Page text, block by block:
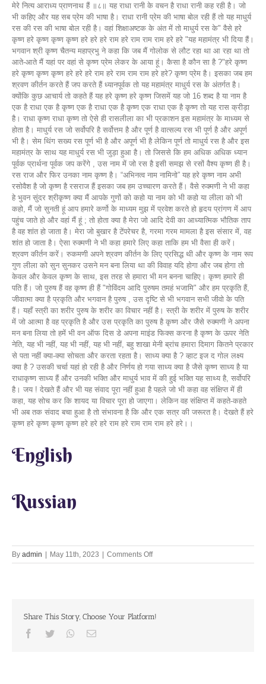
मेरे नित्य आराध्य प्राणनाथ हैं ॥८॥ यह राधा रानी के वचन है राधा रानी कह रही है। जो
भी कहिए और यह सब प्रेम की भाषा है। राधा रानी प्रेम की भाषा बोल रही हैं तो यह माधुर्य
रस की रस की भाषा बोल रही है। वहां शिक्षाअष्टक के अंत में तो माधुर्य रस के" वैसे हरे
कृष्ण हरे कृष्ण कृष्ण कृष्ण हरे हरे हरे राम हरे राम राम राम हरे हरे "यह महामंत्र भी दिया हैं।
भगवान श्री कृष्ण चैतन्य महाप्रभु ने कहा कि जब मैं गोलोक से लौट रहा था आ रहा था तो
आते-आते मैं यहां पर वहां से कृष्ण प्रेम लेकर के आया हूं। कैसा है कौन सा है ?"हरे कृष्ण
हरे कृष्ण कृष्ण कृष्ण हरे हरे हरे राम हरे राम राम राम हरे हरे? कृष्ण प्रेम है। इसका जब हम
श्रवण कीर्तन करते हैं जप करते हैं ध्यानपूर्वक तो यह महामंत्र माधुर्य रस के अंतर्गत है।
क्योंकि कुछ आचार्य तो कहते हैं यह हरे कृष्ण हरे कृष्ण जिसमें यह जो 16 शब्द है या नाम है
एक है राधा एक है कृष्ण एक है राधा एक है कृष्ण एक राधा एक है कृष्ण तो यह रास क्रीड़ा
है। राधा कृष्ण राधा कृष्ण तो ऐसे ही रासलीला का भी प्रकाशन इस महामंत्र के माध्यम से
होता है। माधुर्य रस जो सर्वोपरि है सर्वोत्तम है और पूर्ण है वात्सल्य रस भी पूर्ण है और अपूर्ण
भी है। सेम थिंग सख्य रस पूर्ण भी है और अपूर्ण भी है लेकिन पूर्ण तो माधुर्य रस है और इस
महामंत्र के साथ यह माधुर्य रस भी जुड़ा हुआ है। तो जिससे कि हम अधिक अधिक ध्यान
पूर्वक प्रार्थना पूर्वक जप करेंगे , उस नाम में जो रस है इसी समझ से रसों वैश्य कृष्ण ही है।
रस राज और फिर उनका नाम कृष्ण है। “अभिनत्व नाम नामिनो” यह हरे कृष्ण नाम अभी
रसोवैश है जो कृष्ण है रसराज हैं इसका जब हम उच्चारण करते हैं। वैसे रुक्मणी ने भी कहा
हे भुवन सुंदर श्रीकृष्ण क्या मैं आपके गुणों को कहो या नाम को भी कहो या लीला को भी
कहो, मैं जो सुनती हूं आप हमारे कर्णो के माध्यम मुझ में प्रवेश करते हो हृदय प्रांगण में आप
पहुंच जाते हो और वहां मैं हूं ; तो होता क्या है मेरा जो आदि देवी का आध्यात्मिक भौतिक ताप
है वह शांत हो जाता है। मेरा जो बुखार है टेंपरेचर है, गरमा गरम मामला है इस संसार में, वह
शांत हो जाता है। ऐसा रुक्मणी ने भी कहा हमारे लिए कहा ताकि हम भी वैसा ही करें।
श्रवण कीर्तन करें। रुकमणी अपने श्रवण कीर्तन के लिए प्रसिद्ध थी और कृष्ण के नाम रूप
गुण लीला को सुन सुनकर उसने मन बना लिया था की विवाह यदि होगा और जब होगा तो
केवल और केवल कृष्ण के साथ, इस तरह से हमारा भी मन बनना चाहिए। कृष्ण हमारे ही
पति हैं। जो पुरुष हैं वह कृष्ण ही हैं "गोविंदम आदि पुरुषम तमहं भजामि" और हम प्रकृति हैं,
जीवात्मा क्या है प्रकृति और भगवान है पुरुष , उस दृष्टि से भी भगवान सभी जीवो के पति
हैं। यहाँ स्त्री का शरीर पुरुष के शरीर का विचार नहीं है। स्त्री के शरीर में पुरुष के शरीर
में जो आत्मा है वह प्रकृति है और उस प्रकृति का पुरुष है कृष्ण और जैसे रुक्मणी ने अपना
मन बना लिया तो हमें भी वन ऑफ दिस डे अपना माइंड फिक्स करना है कृष्ण के ऊपर नेति
नेति, यह भी नहीं, यह भी नहीं, यह भी नहीं, बहु शाखा मेनी ब्रांच हमारा दिमाग कितने प्रकार
से पता नहीं क्या-क्या सोचता और करता रहता है। साध्य क्या है ? व्हाट इज द गोल लक्ष्य
क्या है ? उसकी चर्चा यहां हो रही है और निर्णय हो गया साध्य क्या है जैसे कृष्ण साध्य है या
राधाकृष्ण साध्य हैं और उनकी भक्ति और माधुर्य भाव में की हुई भक्ति यह साथ्य है, सर्वोपरि
है। जय ! देखते हैं और भी यह संवाद पूरा नहीं हुआ है पहले जो भी कहा वह संक्षिप्त में ही
कहा, यह सोच कर कि शायद या विचार पूरा हो जाएगा। लेकिन वह संक्षिप्त में कहते-कहते
भी अब तक संवाद बचा हुआ है तो संभावना है कि और एक सत्र की जरूरत है। देखते हैं हरे
कृष्ण हरे कृष्ण कृष्ण कृष्ण हरे हरे हरे राम हरे राम राम राम हरे हरे।।
English
Russian
By admin | May 11th, 2023 | Comments Offon
Lets
2023
Share This Story, Choose Your Platform!
Facebook
Twitter Whatsapp
Email